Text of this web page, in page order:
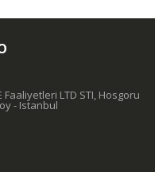
LTD STI, Hosgoru
- Istanbul